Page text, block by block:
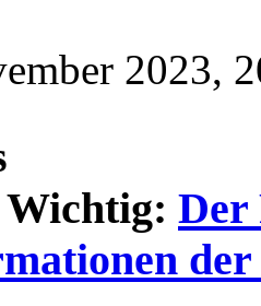
2023,
Wichtig: Der